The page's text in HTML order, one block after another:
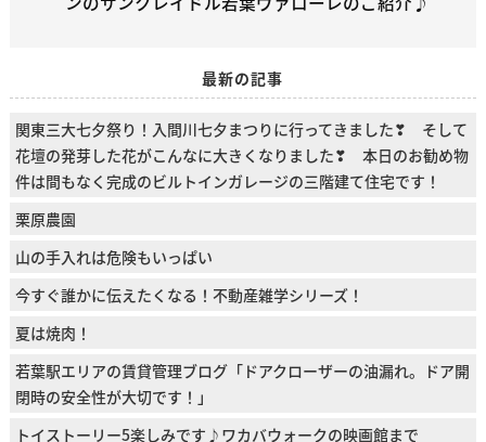
最新の記事
関東三大七夕祭り！入間川七夕まつりに行ってきました❣ そして
花壇の発芽した花がこんなに大きくなりました❣ 本日のお勧め物
件は間もなく完成のビルトインガレージの三階建て住宅です！
栗原農園
山の手入れは危険もいっぱい
今すぐ誰かに伝えたくなる！不動産雑学シリーズ！
夏は焼肉！
若葉駅エリアの賃貸管理ブログ「ドアクローザーの油漏れ。ドア開
閉時の安全性が大切です！」
トイストーリー5楽しみです♪ワカバウォークの映画館まで